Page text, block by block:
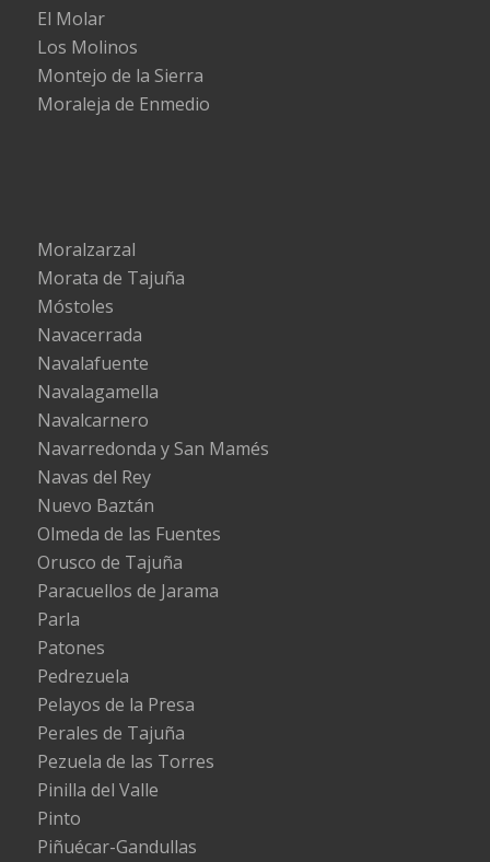
El Molar
Los Molinos
Montejo de la Sierra
Moraleja de Enmedio
Moralzarzal
Morata de Tajuña
Móstoles
Navacerrada
Navalafuente
Navalagamella
Navalcarnero
Navarredonda y San Mamés
Navas del Rey
Nuevo Baztán
Olmeda de las Fuentes
Orusco de Tajuña
Paracuellos de Jarama
Parla
Patones
Pedrezuela
Pelayos de la Presa
Perales de Tajuña
Pezuela de las Torres
Pinilla del Valle
Pinto
Piñuécar-Gandullas